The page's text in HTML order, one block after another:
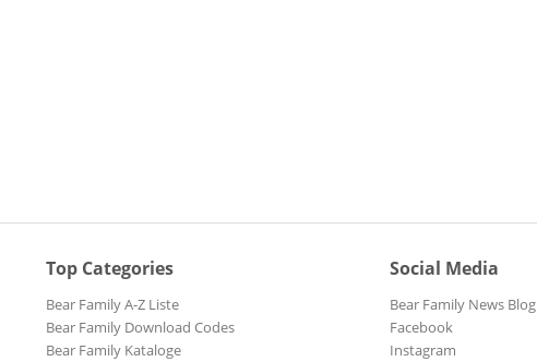
Top Categories
Bear Family A-Z Liste
Bear Family Download Codes
Bear Family Kataloge
Social Media
Bear Family News Blog
Facebook
Instagram